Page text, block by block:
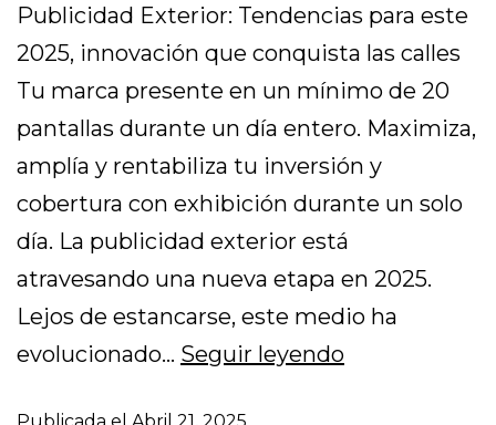
Publicidad Exterior: Tendencias para este
2025, innovación que conquista las calles
Tu marca presente en un mínimo de 20
pantallas durante un día entero. Maximiza,
amplía y rentabiliza tu inversión y
cobertura con exhibición durante un solo
día. La publicidad exterior está
atravesando una nueva etapa en 2025.
Lejos de estancarse, este medio ha
evolucionado… Seguir leyendo